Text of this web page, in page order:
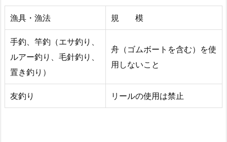
漁具・漁法 規 模
手釣、竿釣（エサ釣り、
ルアー釣り、毛針釣り、
置き釣り）
舟（ゴムボートを含む）を使
用しないこと
友釣り リールの使用は禁止